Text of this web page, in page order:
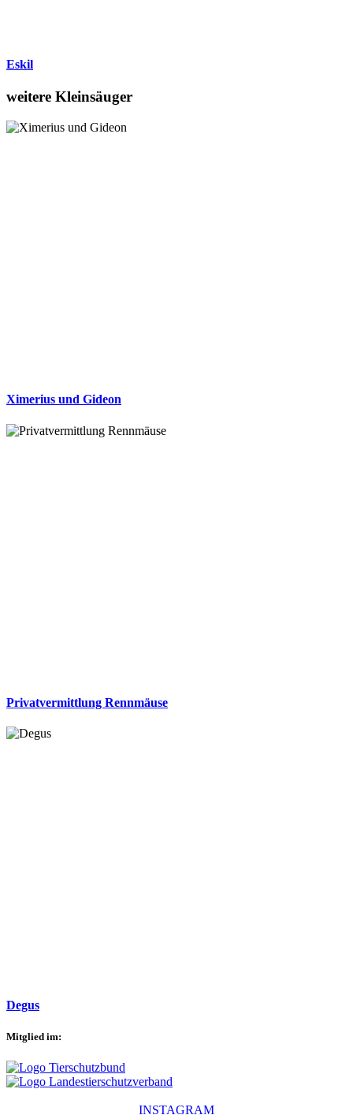
Eskil
weitere Kleinsäuger
Ximerius und Gideon
Privatvermittlung Rennmäuse
Degus
Mitglied im:
INSTAGRAM